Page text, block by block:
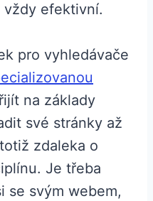
vždy efektivní.
pro vyhledávače
na základy
své stránky až
zdaleka o
Je třeba
se svým webem,